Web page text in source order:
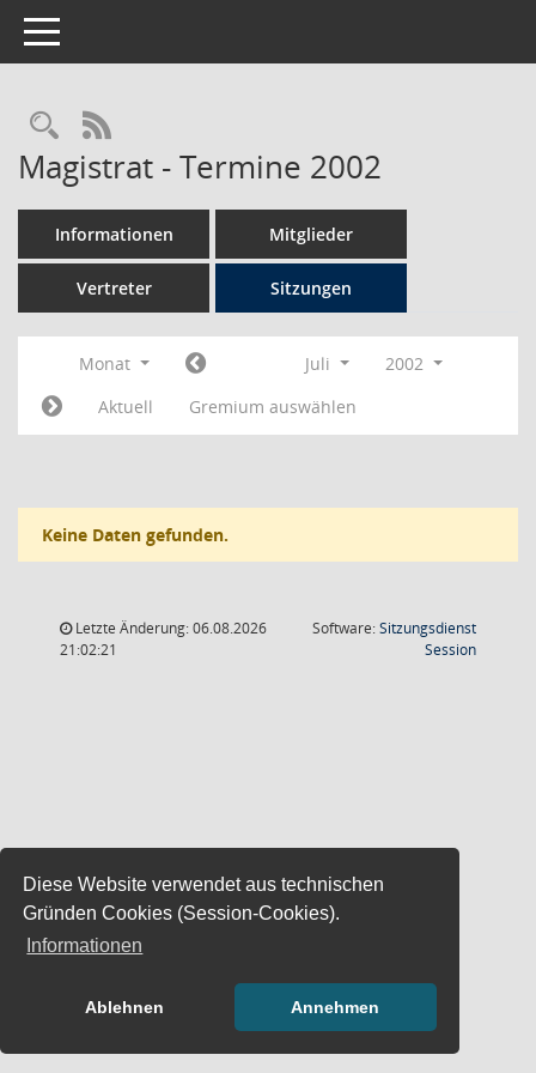
Diese Website verwendet aus technischen
Gründen Cookies (Session-Cookies).
Informationen
Ablehnen Annehmen
Toggle navigation
Rechercheauswahl
RSS-Feed
Magistrat - Termine 2002
Informationen Mitglieder
Vertreter Sitzungen
Monat Juli
2002
Aktuell
Gremium auswählen
Keine Daten gefunden.
Letzte Änderung: 06.08.2026
21:02:21
Software:Sitzungsdienst
Session(Wird in